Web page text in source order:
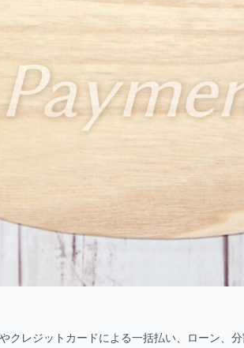
クレジットカードによる一括払い、ローン、